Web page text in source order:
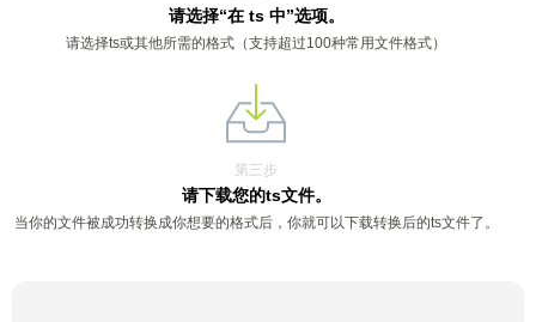
请选择“在 ts 中”选项。
请选择ts或其他所需的格式（支持超过100种常用文件格式）
第三步
请下载您的ts文件。
当你的文件被成功转换成你想要的格式后，你就可以下载转换后的ts文件了。